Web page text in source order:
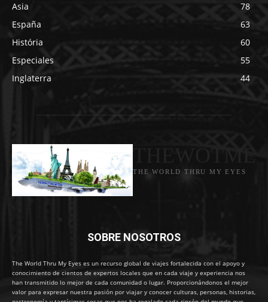
Asia
78
España
63
História
60
Especiales
55
Inglaterra
44
THE WORLD THRU MY EYES
SOBRE NOSOTROS
The World Thru My Eyes es un recurso global de viajes fortalecida con el apoyo y
conocimiento de cientos de expertos locales que en cada viaje y experiencia nos
han transmitido lo mejor de cada comunidad o lugar. Proporcionándonos el mejor
valor para expresar nuestra pasión por viajar y conocer culturas, personas, historias,